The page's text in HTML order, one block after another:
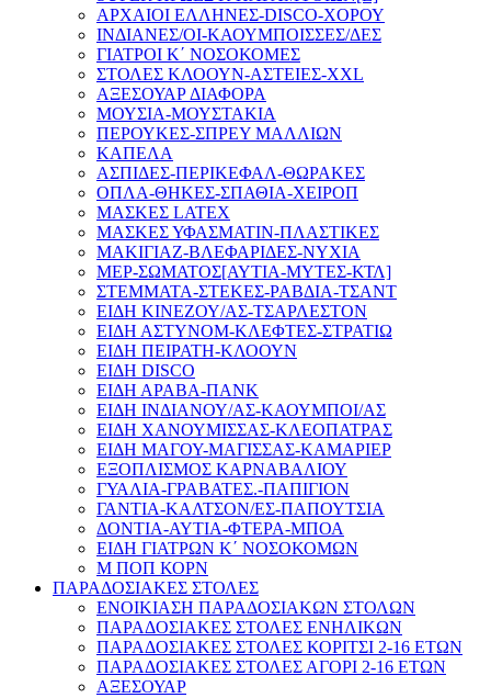
ΑΡΧΑΙΟΙ ΕΛΛΗΝΕΣ-DISCO-ΧΟΡΟΥ
ΙΝΔΙΑΝΕΣ/OI-ΚΑΟΥΜΠΟΙΣΣΕΣ/ΔΕΣ
ΓΙΑΤΡΟΙ Κ΄ ΝΟΣΟΚΟΜΕΣ
ΣΤΟΛΕΣ ΚΛΟΟΥΝ-ΑΣΤΕΙΕΣ-XXL
ΑΞΕΣΟΥΑΡ ΔΙΑΦΟΡΑ
ΜΟΥΣΙΑ-ΜΟΥΣΤΑΚΙΑ
ΠΕΡΟΥΚΕΣ-ΣΠΡΕΥ ΜΑΛΛΙΩΝ
ΚΑΠΕΛΑ
ΑΣΠΙΔΕΣ-ΠΕΡΙΚΕΦΑΛ-ΘΩΡΑΚΕΣ
ΟΠΛΑ-ΘΗΚΕΣ-ΣΠΑΘΙΑ-ΧΕΙΡΟΠ
ΜΑΣΚΕΣ LATEX
ΜΑΣΚΕΣ ΥΦΑΣΜΑΤΙΝ-ΠΛΑΣΤΙΚΕΣ
ΜΑΚΙΓΙΑΖ-ΒΛΕΦΑΡΙΔΕΣ-ΝΥΧΙΑ
ΜΕΡ-ΣΩΜΑΤΟΣ[ΑΥΤΙΑ-ΜΥΤΕΣ-ΚΤΛ]
ΣΤΕΜΜΑΤΑ-ΣΤΕΚΕΣ-ΡΑΒΔΙΑ-ΤΣΑΝΤ
ΕΙΔΗ ΚΙΝΕΖΟΥ/ΑΣ-ΤΣΑΡΛΕΣΤΟΝ
ΕΙΔΗ ΑΣΤΥΝΟΜ-ΚΛΕΦΤΕΣ-ΣΤΡΑΤΙΩ
ΕΙΔΗ ΠΕΙΡΑΤΗ-ΚΛΟΟΥΝ
ΕΙΔΗ DISCO
ΕΙΔΗ ΑΡΑΒΑ-ΠΑΝΚ
ΕΙΔΗ ΙΝΔΙΑΝΟΥ/ΑΣ-ΚΑΟΥΜΠΟΙ/ΑΣ
ΕΙΔΗ ΧΑΝΟΥΜΙΣΣΑΣ-ΚΛΕΟΠΑΤΡΑΣ
ΕΙΔΗ ΜΑΓΟΥ-ΜΑΓΙΣΣΑΣ-ΚΑΜΑΡΙΕΡ
ΕΞΟΠΛΙΣΜΟΣ ΚΑΡΝΑΒΑΛΙΟΥ
ΓΥΑΛΙΑ-ΓΡΑΒΑΤΕΣ.-ΠΑΠΙΓΙΟΝ
ΓΑΝΤΙΑ-ΚΑΛΤΣΟΝ/ΕΣ-ΠΑΠΟΥΤΣΙΑ
ΔΟΝΤΙΑ-ΑΥΤΙΑ-ΦΤΕΡΑ-ΜΠΟΑ
ΕΙΔΗ ΓΙΑΤΡΩΝ Κ΄ ΝΟΣΟΚΟΜΩΝ
Μ ΠΟΠ ΚΟΡΝ
ΠΑΡΑΔΟΣΙΑΚΕΣ ΣΤΟΛΕΣ
ΕΝΟΙΚΙΑΣΗ ΠΑΡΑΔΟΣΙΑΚΩΝ ΣΤΟΛΩΝ
ΠΑΡΑΔΟΣΙΑΚΕΣ ΣΤΟΛΕΣ ΕΝΗΛΙΚΩΝ
ΠΑΡΑΔΟΣΙΑΚΕΣ ΣΤΟΛΕΣ ΚΟΡΙΤΣΙ 2-16 ΕΤΩΝ
ΠΑΡΑΔΟΣΙΑΚΕΣ ΣΤΟΛΕΣ ΑΓΟΡΙ 2-16 ΕΤΩΝ
ΑΞΕΣΟΥΑΡ